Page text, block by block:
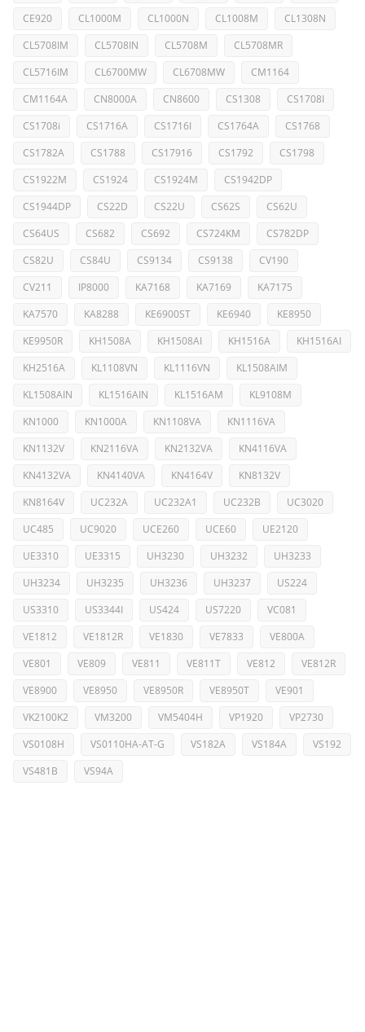
CE920
CL1000M CL1000N CL1008M
CL1308N
CL5708IM
CL5708IN CL5708M
CL5708MR
CL5716IM
CL6700MW CL6708MW
CM1164
CM1164A
CN8000A CN8600 CS1308
CS1708I
CS1708i
CS1716A CS1716I CS1764A
CS1768
CS1782A
CS1788 CS17916 CS1792
CS1798
CS1922M
CS1924 CS1924M
CS1942DP
CS1944DP
CS22D CS22U CS62S
CS62U
CS64US
CS682 CS692 CS724KM
CS782DP
CS82U
CS84U CS9134 CS9138
CV190
CV211
IP8000 KA7168 KA7169
KA7175
KA7570
KA8288 KE6900ST KE6940
KE8950
KE9950R
KH1508A KH1508AI KH1516A
KH1516AI
KH2516A
KL1108VN KL1116VN
KL1508AIM
KL1508AIN
KL1516AIN KL1516AM
KL9108M
KN1000
KN1000A KN1108VA
KN1116VA
KN1132V
KN2116VA KN2132VA
KN4116VA
KN4132VA
KN4140VA KN4164V
KN8132V
KN8164V
UC232A UC232A1 UC232B
UC3020
UC485
UC9020 UCE260 UCE60
UE2120
UE3310
UE3315 UH3230 UH3232
UH3233
UH3234
UH3235 UH3236 UH3237
US224
US3310
US3344I US424 US7220
VC081
VE1812
VE1812R VE1830 VE7833
VE800A
VE801
VE809 VE811 VE811T VE812
VE812R
VE8900
VE8950 VE8950R VE8950T
VE901
VK2100K2
VM3200 VM5404H VP1920
VP2730
VS0108H
VS0110HA-AT-G VS182A VS184A
VS192
VS481B
VS94A